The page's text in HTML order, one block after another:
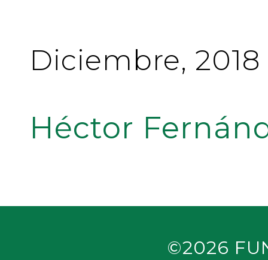
Diciembre, 2018
Héctor
©2026